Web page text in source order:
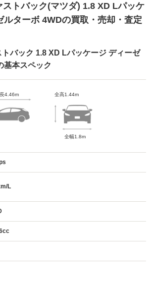
トバック(マツダ) 1.8 XD Lパッケ
ルターボ 4WDの買取・売却・査定
バック 1.8 XD Lパッケージ ディーゼ
基本スペック
4.46m 全高1.44m
全幅1.8m
L